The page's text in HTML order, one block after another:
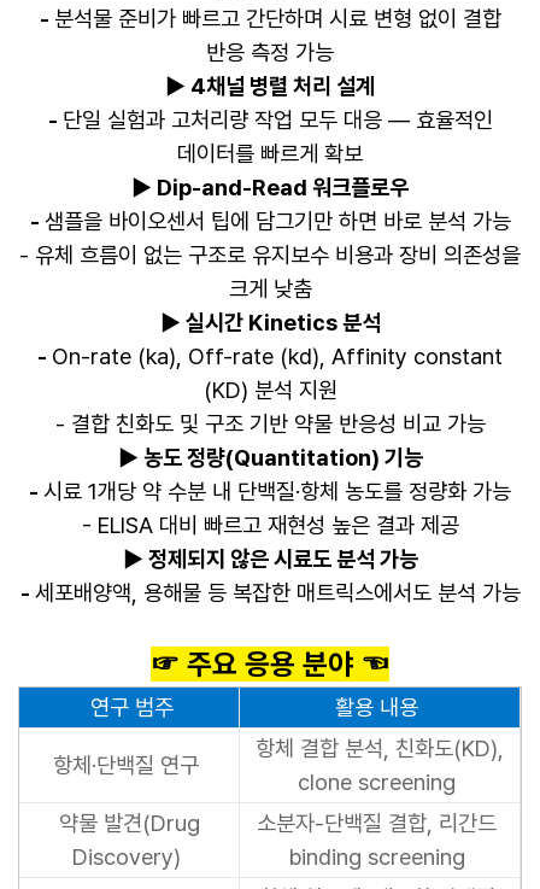
- 분석물 준비가 빠르고 간단하며 시료 변형 없이 결합
반응 측정 가능
▶ 4채널 병렬 처리 설계
- 단일 실험과 고처리량 작업 모두 대응 — 효율적인
데이터를 빠르게 확보
▶ Dip-and-Read 워크플로우
- 샘플을 바이오센서 팁에 담그기만 하면 바로 분석 가능
- 유체 흐름이 없는 구조로 유지보수 비용과 장비 의존성을
크게 낮춤
▶ 실시간 Kinetics 분석
- On-rate (ka), Off-rate (kd), Affinity constant
(KD) 분석 지원
- 결합 친화도 및 구조 기반 약물 반응성 비교 가능
▶ 농도 정량(Quantitation) 기능
- 시료 1개당 약 수분 내 단백질·항체 농도를 정량화 가능
- ELISA 대비 빠르고 재현성 높은 결과 제공
▶ 정제되지 않은 시료도 분석 가능
- 세포배양액, 용해물 등 복잡한 매트릭스에서도 분석 가능
☞ 주요 응용 분야 ☜
연구 범주 활용 내용
항체·단백질 연구
항체 결합 분석, 친화도(KD),
clone screening
약물 발견(Drug
Discovery)
소분자-단백질 결합, 리간드
binding screening